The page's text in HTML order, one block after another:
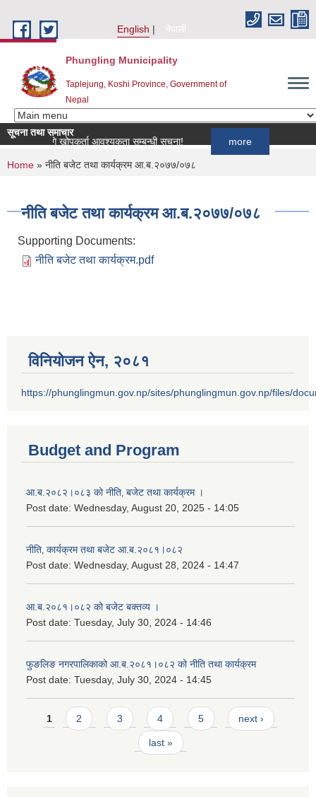
English
नेपाली
Phungling Municipality
Taplejung, Koshi Province, Government of
Nepal
सूचना तथा समाचार
लागि खोपकर्ता आवश्यकता सम्बन्धी सूचना!
You are here
Home » नीति बजेट तथा कार्यक्रम आ.ब.२०७७/०७८
नीति बजेट तथा कार्यक्रम आ.ब.२०७७/०७८
Supporting Documents:
नीति बजेट तथा कार्यक्रम.pdf
विनियोजन ऐन‚ २०८१
https://phunglingmun.gov.np/sites/phunglingmun.gov.np/files/
Budget and Program
आ.ब.२०८२।०८३ को नीति‚ बजेट तथा कार्यक्रम ।
Post date: Wednesday, August 20, 2025 - 14:05
नीति‚ कार्यक्रम तथा बजेट आ.ब.२०८१।०८२
Post date: Wednesday, August 28, 2024 - 14:47
आ.ब.२०८१।०८२ को बजेट बक्तव्य ।
Post date: Tuesday, July 30, 2024 - 14:46
फुङलिङ नगरपालिकाको आ.ब.२०८१।०८२ को नीति तथा कार्यक्रम
Post date: Tuesday, July 30, 2024 - 14:45
Pages
1 2 3 4 5 next ›
last »